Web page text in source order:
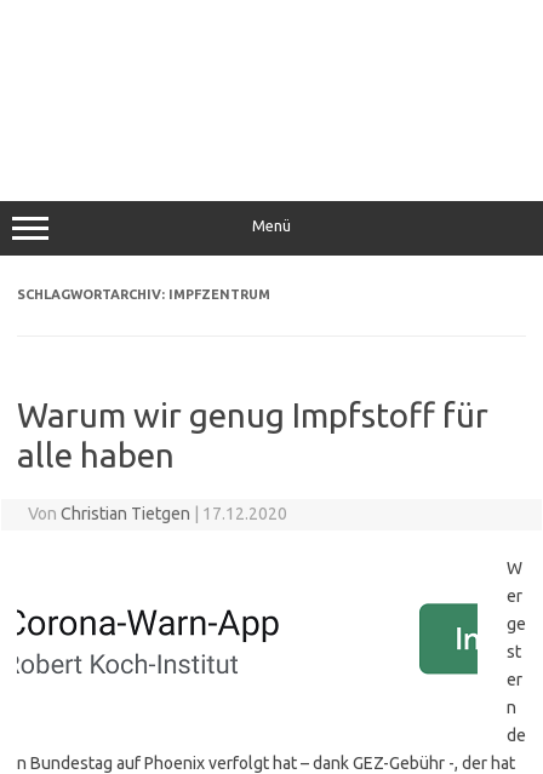
Menü
SCHLAGWORTARCHIV: IMPFZENTRUM
Warum wir genug Impfstoff für
alle haben
Von Christian Tietgen | 17.12.2020
W
er
ge
st
er
n
de
n Bundestag auf Phoenix verfolgt hat – dank GEZ-Gebühr -, der hat